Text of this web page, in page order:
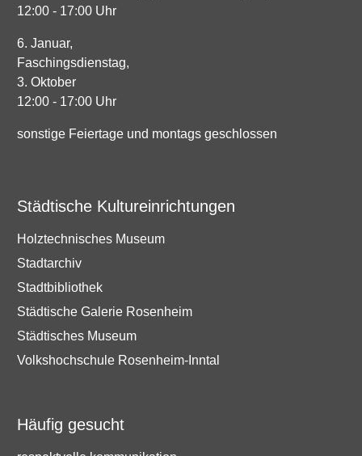
12:00 - 17:00 Uhr
6. Januar,
Faschingsdienstag,
3. Oktober
12:00 - 17:00 Uhr
sonstige Feiertage und montags geschlossen
Städtische Kultureinrichtungen
Holztechnisches Museum
Stadtarchiv
Stadtbibliothek
Städtische Galerie Rosenheim
Städtisches Museum
Volkshochschule Rosenheim-Inntal
Häufig gesucht